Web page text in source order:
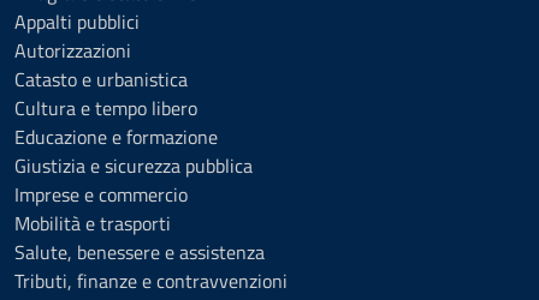
Appalti pubblici
Autorizzazioni
Catasto e urbanistica
Cultura e tempo libero
Educazione e formazione
Giustizia e sicurezza pubblica
Imprese e commercio
Mobilità e trasporti
Salute, benessere e assistenza
Tributi, finanze e contravvenzioni